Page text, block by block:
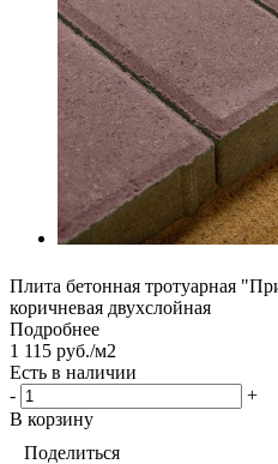
Плита бетонная тротуарная
коричневая двухслойная
Подробнее
1 115 руб./м2
Есть в наличии
-
+
В корзину
Поделиться